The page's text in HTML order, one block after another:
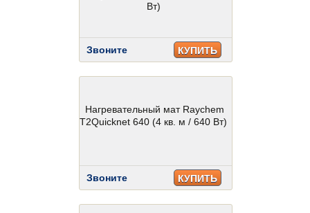
Вт)
Звоните КУПИТЬ
Нагревательный мат Raychem
T2Quicknet 640 (4 кв. м / 640 Вт)
Звоните КУПИТЬ